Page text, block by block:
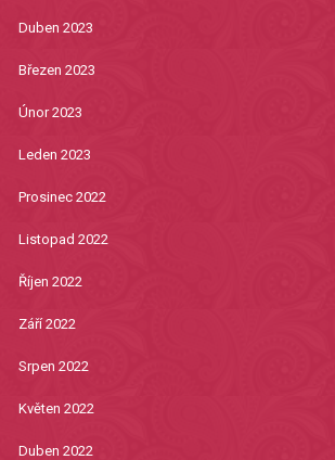
Duben 2023
Březen 2023
Únor 2023
Leden 2023
Prosinec 2022
Listopad 2022
Říjen 2022
Září 2022
Srpen 2022
Květen 2022
Duben 2022